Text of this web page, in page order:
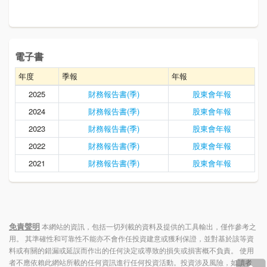
電子書
年度 季報
年報
2025
財務報告書(季)
股東會年報
2024
財務報告書(季)
股東會年報
2023
財務報告書(季)
股東會年報
2022
財務報告書(季)
股東會年報
2021
財務報告書(季) 股東會年報
免責聲明本網站的資訊，包括一切列載的資料及提供的工具輸出，僅作參考之
用。 其準確性和可靠性不能亦不會作任投資建意或獲利保證，並對基於該等資
料或有關的錯漏或延誤而作出的任何決定或導致的損失或損害概不負責。 使用
者不應依賴此網站所載的任何資訊進行任何投資活動。投資涉及風險，如讀者